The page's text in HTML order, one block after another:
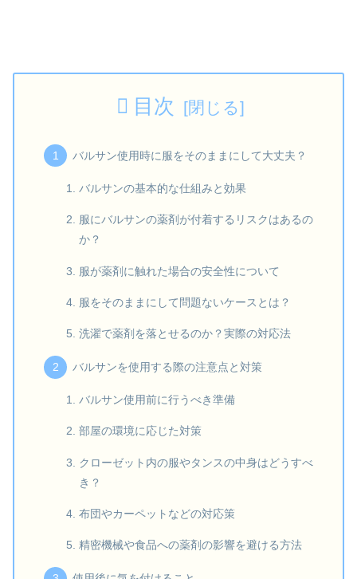
目次
バルサン使用時に服をそのままにして大丈夫？
バルサンの基本的な仕組みと効果
服にバルサンの薬剤が付着するリスクはあるの
か？
服が薬剤に触れた場合の安全性について
服をそのままにして問題ないケースとは？
洗濯で薬剤を落とせるのか？実際の対応法
バルサンを使用する際の注意点と対策
バルサン使用前に行うべき準備
部屋の環境に応じた対策
クローゼット内の服やタンスの中身はどうすべ
き？
布団やカーペットなどの対応策
精密機械や食品への薬剤の影響を避ける方法